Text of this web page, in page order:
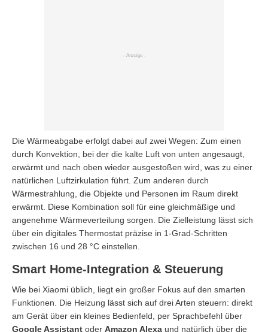
Die Wärmeabgabe erfolgt dabei auf zwei Wegen: Zum einen
durch Konvektion, bei der die kalte Luft von unten angesaugt,
erwärmt und nach oben wieder ausgestoßen wird, was zu einer
natürlichen Luftzirkulation führt. Zum anderen durch
Wärmestrahlung, die Objekte und Personen im Raum direkt
erwärmt. Diese Kombination soll für eine gleichmäßige und
angenehme Wärmeverteilung sorgen. Die Zielleistung lässt sich
über ein digitales Thermostat präzise in 1-Grad-Schritten
zwischen 16 und 28 °C einstellen.
Smart Home-Integration & Steuerung
Wie bei Xiaomi üblich, liegt ein großer Fokus auf den smarten
Funktionen. Die Heizung lässt sich auf drei Arten steuern: direkt
am Gerät über ein kleines Bedienfeld, per Sprachbefehl über
Google Assistant oder Amazon Alexa und natürlich über die